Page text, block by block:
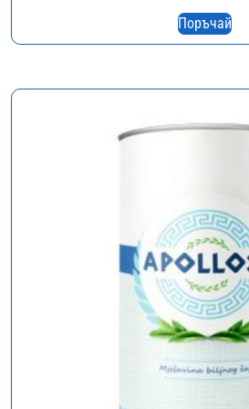
price
was:
Поръчай